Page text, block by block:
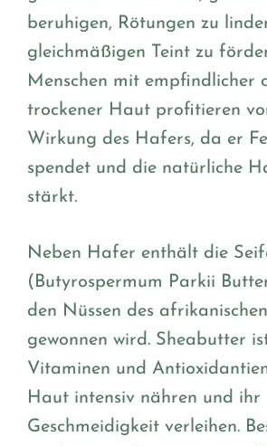
beruhigen, Rötungen zu
gleichmäßigen Teint zu
Menschen mit empfindlicher
trockener Haut profitieren
Wirkung des Hafers, da er
spendet und die natürliche
stärkt.
Neben Hafer enthält die
(Butyrospermum Parkii
den Nüssen des
gewonnen wird. Sheabutter
Vitaminen und
Haut intensiv nähren und ihr
Geschmeidigkeit verleihen.